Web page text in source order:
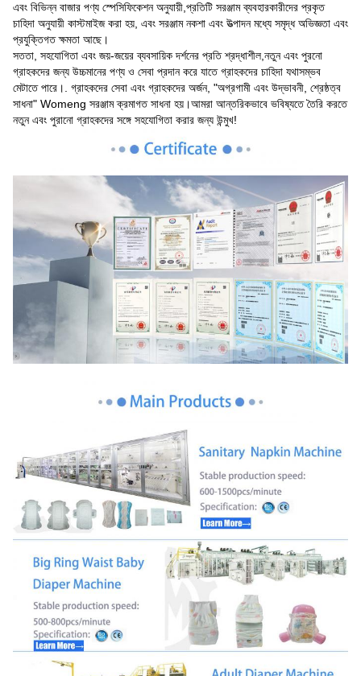
এবং বিভিন্ন বাজার পণ্য স্পেসিফিকেশন অনুযায়ী,প্রতিটি সরঞ্জাম ব্যবহারকারীদের প্রকৃত
চাহিদা অনুযায়ী কাস্টমাইজ করা হয়, এবং সরঞ্জাম নকশা এবং উত্পাদন মধ্যে সমৃদ্ধ অভিজ্ঞতা এবং
প্রযুক্তিগত ক্ষমতা আছে।
সততা, সহযোগিতা এবং জয়-জয়ের ব্যবসায়িক দর্শনের প্রতি শ্রদ্ধাশীল,নতুন এবং পুরনো
গ্রাহকদের জন্য উচ্চমানের পণ্য ও সেবা প্রদান করে যাতে গ্রাহকদের চাহিদা যথাসম্ভব
মেটাতে পারে।. গ্রাহকদের সেবা এবং গ্রাহকদের অর্জন, "অগ্রগামী এবং উদ্ভাবনী, শ্রেষ্ঠত্ব
সাধনা" Womeng সরঞ্জাম ক্রমাগত সাধনা হয়।আমরা আন্তরিকভাবে ভবিষ্যতে তৈরি করতে
নতুন এবং পুরানো গ্রাহকদের সঙ্গে সহযোগিতা করার জন্য উন্মুখ!